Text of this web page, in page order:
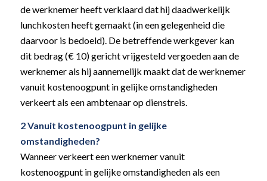
de werknemer heeft verklaard dat hij daadwerkelijk
lunchkosten heeft gemaakt (in een gelegenheid die
daarvoor is bedoeld). De betreffende werkgever kan
dit bedrag (€ 10) gericht vrijgesteld vergoeden aan de
werknemer als hij aannemelijk maakt dat de werknemer
vanuit kostenoogpunt in gelijke omstandigheden
verkeert als een ambtenaar op dienstreis.
2 Vanuit kostenoogpunt in gelijke
omstandigheden?
Wanneer verkeert een werknemer vanuit
kostenoogpunt in gelijke omstandigheden als een